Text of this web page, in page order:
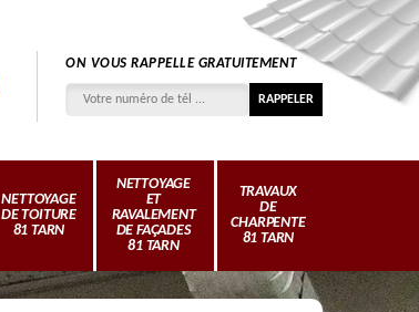
ON VOUS RAPPELLE GRATUITEMENT
NETTOYAGE
DE TOITURE
81 TARN
NETTOYAGE
ET
RAVALEMENT
DE FAÇADES
81 TARN
TRAVAUX
DE
CHARPENTE
81 TARN